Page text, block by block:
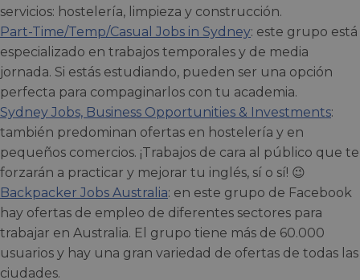
servicios: hostelería, limpieza y construcción.
Part-Time/Temp/Casual Jobs in Sydney: este grupo está
especializado en trabajos temporales y de media
jornada. Si estás estudiando, pueden ser una opción
perfecta para compaginarlos con tu academia.
Sydney Jobs, Business Opportunities & Investments:
también predominan ofertas en hostelería y en
pequeños comercios. ¡Trabajos de cara al público que te
forzarán a practicar y mejorar tu inglés, sí o sí! 😉
Backpacker Jobs Australia: en este grupo de Facebook
hay ofertas de empleo de diferentes sectores para
trabajar en Australia. El grupo tiene más de 60.000
usuarios y hay una gran variedad de ofertas de todas las
ciudades.